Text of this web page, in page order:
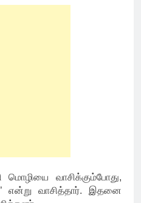
மொழியை வாசிக்கும்போது,
என்று வாசித்தார். இதனை